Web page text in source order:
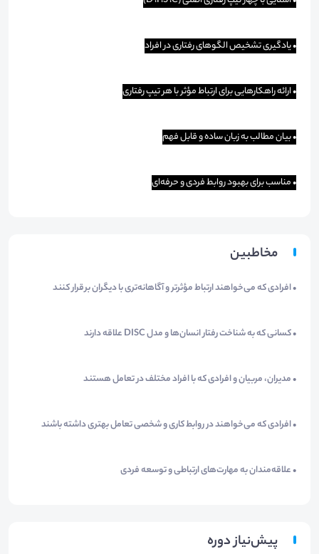
• یادگیری تشخیص الگوهای رفتاری در افراد
• ارائه راهکارهایی برای ارتباط مؤثر با هر تیپ رفتاری
• بیان مطالب به زبان ساده و قابل فهم
• مناسب برای بهبود روابط فردی و حرفه‌ای
مخاطبین
• افرادی که می‌خواهند ارتباط مؤثرتر و آگاهانه‌تری با دیگران برقرار کنند
• کسانی که به شناخت رفتار انسان‌ها و مدل DISC علاقه دارند
• مدیران، مربیان و افرادی که با افراد مختلف در تعامل هستند
• افرادی که می‌خواهند در روابط کاری و شخصی تعامل بهتری داشته باشند
• علاقه‌مندان به مهارت‌های ارتباطی و توسعه فردی
پیش‌نیاز دوره